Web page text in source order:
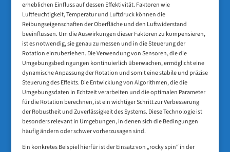
erheblichen Einfluss auf dessen Effektivität. Faktoren wie
Luftfeuchtigkeit, Temperatur und Luftdruck können die
Reibungseigenschaften der Oberfläche und den Luftwiderstand
beeinflussen. Um die Auswirkungen dieser Faktoren zu kompensieren,
ist es notwendig, sie genau zu messen und in die Steuerung der
Rotation einzubeziehen. Die Verwendung von Sensoren, die die
Umgebungsbedingungen kontinuierlich überwachen, ermöglicht eine
dynamische Anpassung der Rotation und somit eine stabile und präzise
Steuerung des Effekts. Die Entwicklung von Algorithmen, die die
Umgebungsdaten in Echtzeit verarbeiten und die optimalen Parameter
für die Rotation berechnen, ist ein wichtiger Schritt zur Verbesserung
der Robustheit und Zuverlässigkeit des Systems. Diese Technologie ist
besonders relevant in Umgebungen, in denen sich die Bedingungen
häufig ändern oder schwer vorherzusagen sind.
Ein konkretes Beispiel hierfür ist der Einsatz von „rocky spin“ in der